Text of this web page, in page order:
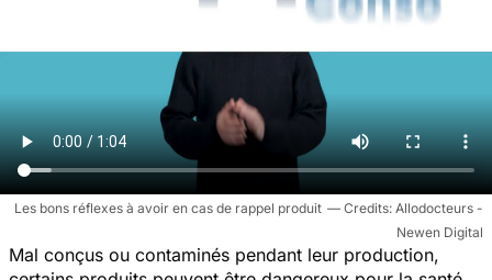
Les bons réflexes à avoir en cas de rappel produit
Allodocteurs -
Newen Digital
Mal conçus ou contaminés pendant leur production,